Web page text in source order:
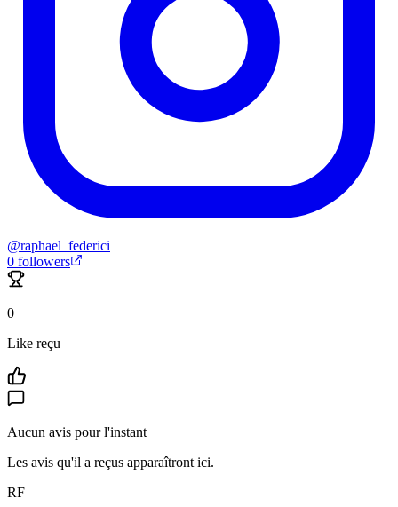
@raphael_federici
0 followers
0
Like reçu
Aucun avis pour l'instant
Les avis qu'il a reçus apparaîtront ici.
RF